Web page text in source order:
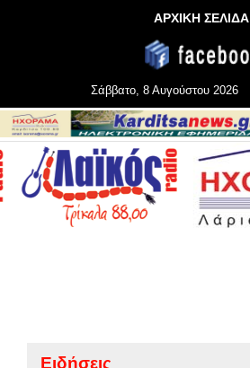
ΑΡΧΙΚΗ ΣΕΛΙΔΑ
Σάββατο, 8 Αυγούστου 2026
Ειδήσεις